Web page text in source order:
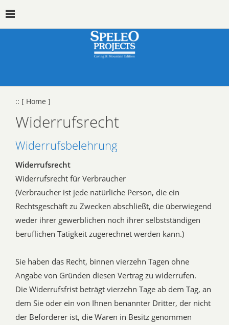
:: [ Home ]
Widerrufsrecht
Widerrufsbelehrung
Widerrufsrecht
Widerrufsrecht für Verbraucher
(Verbraucher ist jede natürliche Person, die ein
Rechtsgeschäft zu Zwecken abschließt, die überwiegend
weder ihrer gewerblichen noch ihrer selbstständigen
beruflichen Tätigkeit zugerechnet werden kann.)
Sie haben das Recht, binnen vierzehn Tagen ohne
Angabe von Gründen diesen Vertrag zu widerrufen.
Die Widerrufsfrist beträgt vierzehn Tage ab dem Tag, an
dem Sie oder ein von Ihnen benannter Dritter, der nicht
der Beförderer ist, die Waren in Besitz genommen